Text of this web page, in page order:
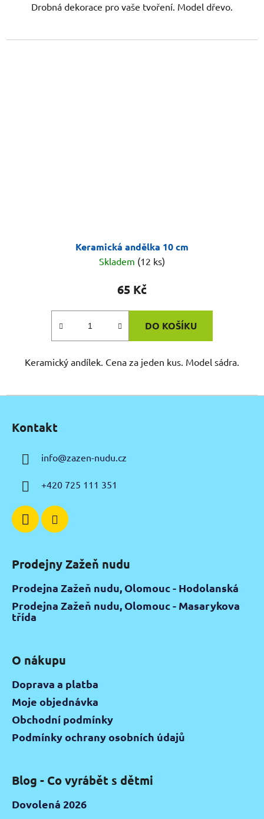
Drobná dekorace pro vaše tvoření. Model dřevo.
Keramická andělka 10 cm
Skladem (12 ks)
65 Kč
DO KOŠÍKU
Keramický andílek. Cena za jeden kus. Model sádra.
Kontakt
info@zazen-nudu.cz
+420 725 111 351
Prodejny Zažeň nudu
Prodejna Zažeň nudu, Olomouc - Hodolanská
Prodejna Zažeň nudu, Olomouc - Masarykova
třída
O nákupu
Doprava a platba
Moje objednávka
Obchodní podmínky
Podmínky ochrany osobních údajů
Blog - Co vyrábět s dětmi
Dovolená 2026